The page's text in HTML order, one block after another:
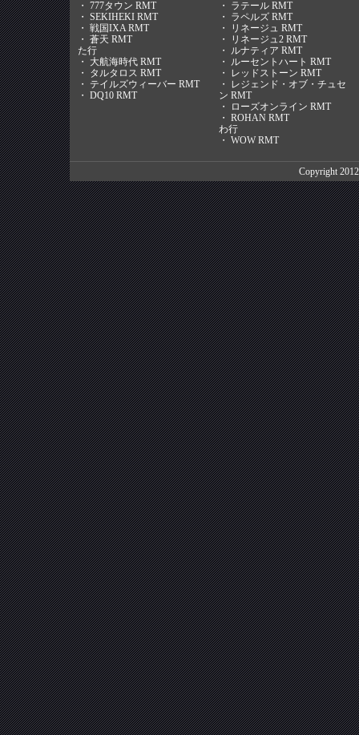
・ 777タウン RMT
・ SEKIHEKI RMT
・ 戦国IXA RMT
・ 蒼天 RMT
た行
・ 大航海時代 RMT
・ タルタロス RMT
・ テイルズウィーバー RMT
・ DQ10 RMT
・ ラテール RMT
・ ラペルズ RMT
・
リネージュ RMT
・
リネージュ2 RMT
・ ルナティア RMT
・ ルーセントハート RMT
・ レッドストーン RMT
・ レジェンド・オブ・チュセ
ン RMT
・
ローズオンライン RMT
・ ROHAN RMT
わ行
・ WOW RMT
Copyright